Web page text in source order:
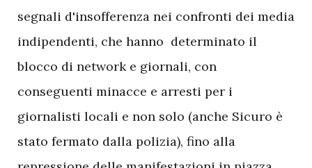
segnali d'insofferenza nei confronti dei media
indipendenti, che hanno determinato il
blocco di network e giornali, con
conseguenti minacce e arresti per i
giornalisti locali e non solo (anche Sicuro è
stato fermato dalla polizia), fino alla